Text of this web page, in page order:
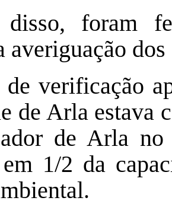
disso, foram
averiguação
verificação
de Arla estava
de Arla
1/2 da